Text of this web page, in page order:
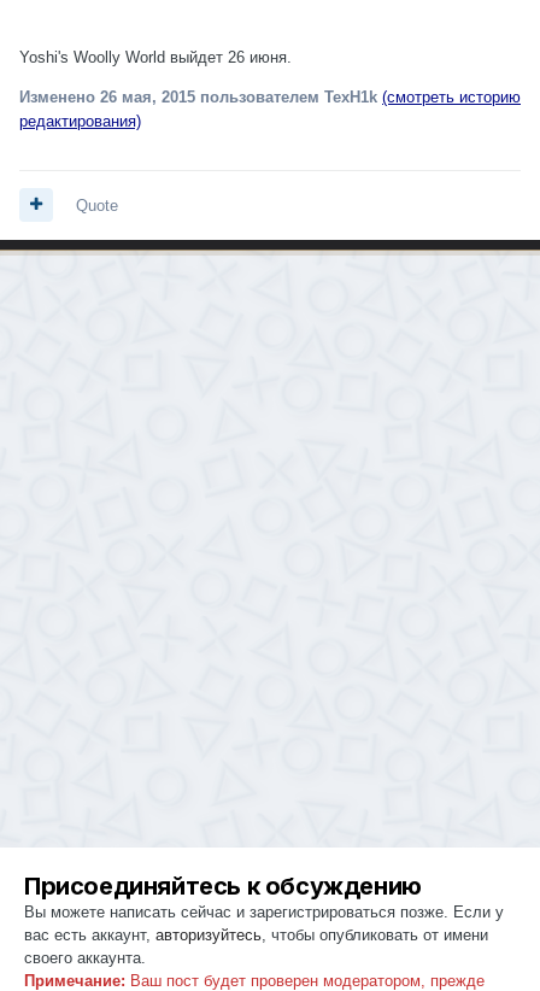
Yoshi's Woolly World выйдет 26 июня.
Изменено 26 мая, 2015 пользователем TexH1k (смотреть историю
редактирования)
Quote
Присоединяйтесь к обсуждению
Вы можете написать сейчас и зарегистрироваться позже. Если у
вас есть аккаунт, авторизуйтесь , чтобы опубликовать от имени
своего аккаунта.
Примечание: Ваш пост будет проверен модератором, прежде